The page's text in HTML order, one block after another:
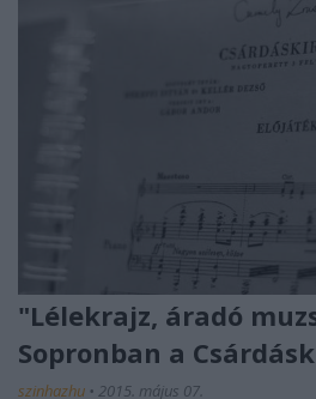
"Lélekrajz, áradó
Sopronban a
szinhazhu • 2015. május 07.